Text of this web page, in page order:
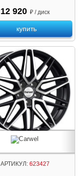
12 920 ₽ / диск
купить
АРТИКУЛ:623427